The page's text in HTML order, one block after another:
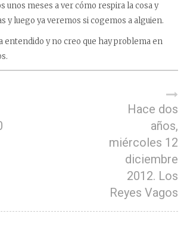
unos meses a ver cómo respira la cosa y
y luego ya veremos si cogemos a alguien.
entendido y no creo que hay problema en
Hace dos
años,
miércoles 12
diciembre
2012. Los
Reyes Vagos